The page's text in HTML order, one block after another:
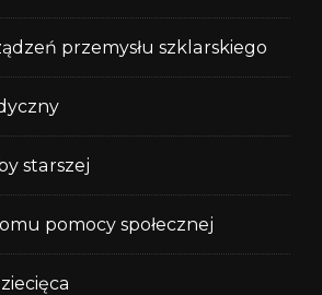
przemysłu szklarskiego
starszej
pomocy społecznej